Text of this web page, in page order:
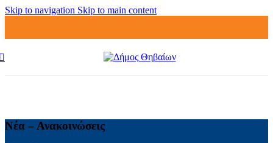
Skip to navigation Skip to main content
Νέα – Ανακοινώσεις